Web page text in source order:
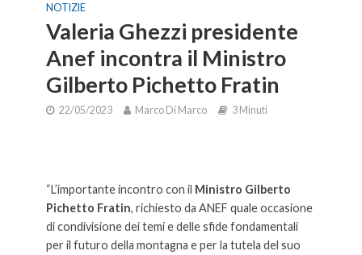
NOTIZIE
Valeria Ghezzi presidente
Anef incontra il Ministro
Gilberto Pichetto Fratin
22/05/2023 Marco Di Marco 3 Minuti
“L’importante incontro con il Ministro Gilberto
Pichetto Fratin, richiesto da ANEF quale occasione
di condivisione dei temi e delle sfide fondamentali
per il futuro della montagna e per la tutela del suo